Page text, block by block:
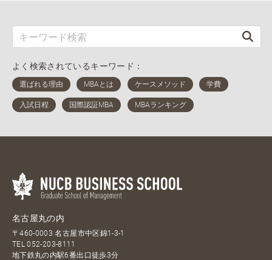
よく検索されているキーワード：
名古屋丸の内
〒460-0003 名古屋市中区錦1-3-1
TEL052-203-8111
地下鉄丸の内駅6番出口徒歩3分